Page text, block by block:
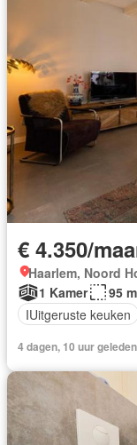
€ 4.350/
Haarlem, Noord
1 Kamer
95
IUitgeruste keuken
4 dagen, 10 uur